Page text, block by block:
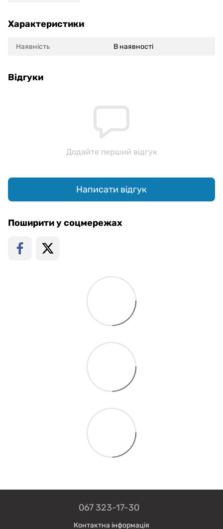
Характеристики
Наявність В наявності
Відгуки
Додайте перший відгук
Написати відгук
Поширити у соцмережах
067 323-17-30
Контактна інформація